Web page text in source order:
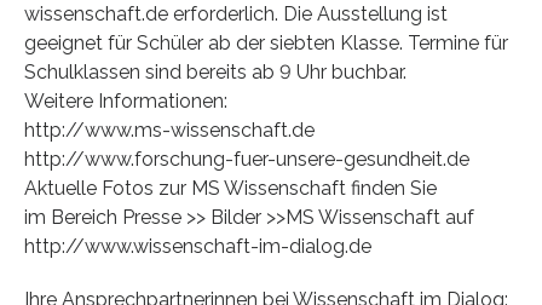
wissenschaft.de erforderlich. Die Ausstellung ist
geeignet für Schüler ab der siebten Klasse. Termine für
Schulklassen sind bereits ab 9 Uhr buchbar.
Weitere Informationen:
http://www.ms-wissenschaft.de
http://www.forschung-fuer-unsere-gesundheit.de
Aktuelle Fotos zur MS Wissenschaft finden Sie
im Bereich Presse >> Bilder >>MS Wissenschaft auf
http://www.wissenschaft-im-dialog.de
Ihre Ansprechpartnerinnen bei Wissenschaft im Dialog: